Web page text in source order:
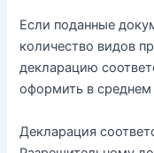
Если поданные
количество видов
декларацию
оформить в среднем
Декларация